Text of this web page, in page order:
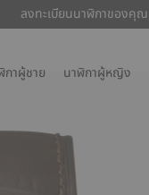
ลงทะเบียนนาฬิกาของคุณ
ลงทะเบียนนาฬิกาของคุณ
กาผู้ชาย นาฬิกาผู้หญิง